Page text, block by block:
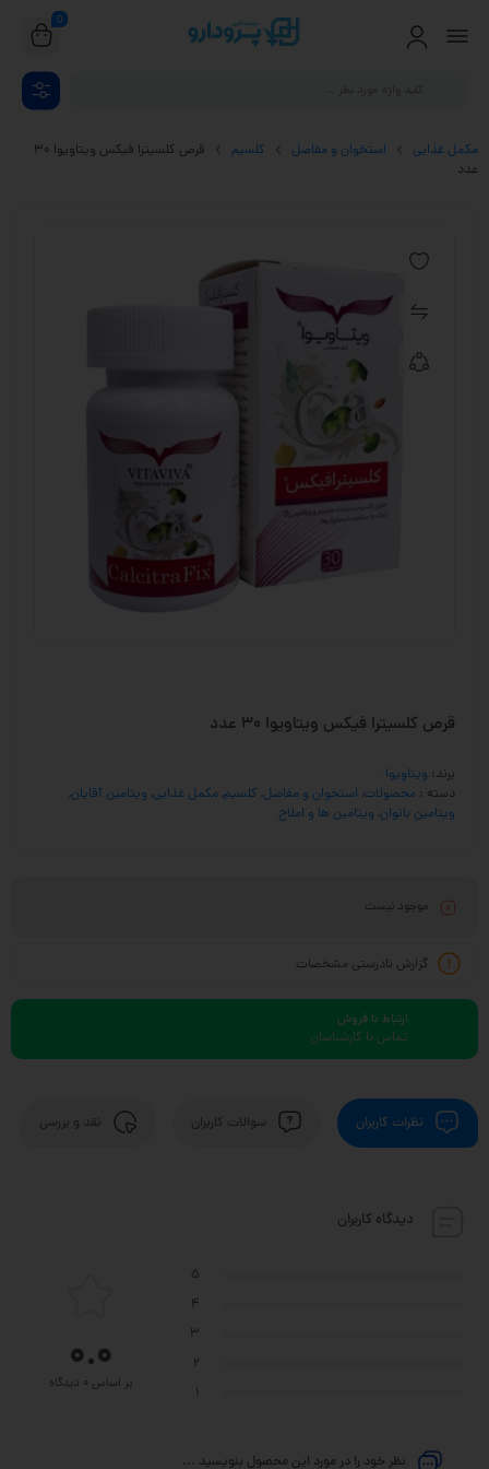
0
مکمل غذایی استخوان و مفاصل کلسیم
قرص کلسیترا فیکس ویتاویوا 30
عدد
قرص کلسیترا فیکس ویتاویوا 30 عدد
برند: ویتاویوا
دسته : محصولات استخوان و مفاصل کلسیم مکمل غذایی ویتامین آقایان
ویتامین بانوان ویتامین ها و املاح
موجود نیست
گزارش نادرستی مشخصات
ارتباط با فروش
تماس با کارشناسان
نظرات کاربران سوالات کاربران نقد و بررسی
دیدگاه کاربران
5
4
3
2
1
0.0
بر اساس 0 دیدگاه
نظر خود را در مورد این محصول بنویسید ...